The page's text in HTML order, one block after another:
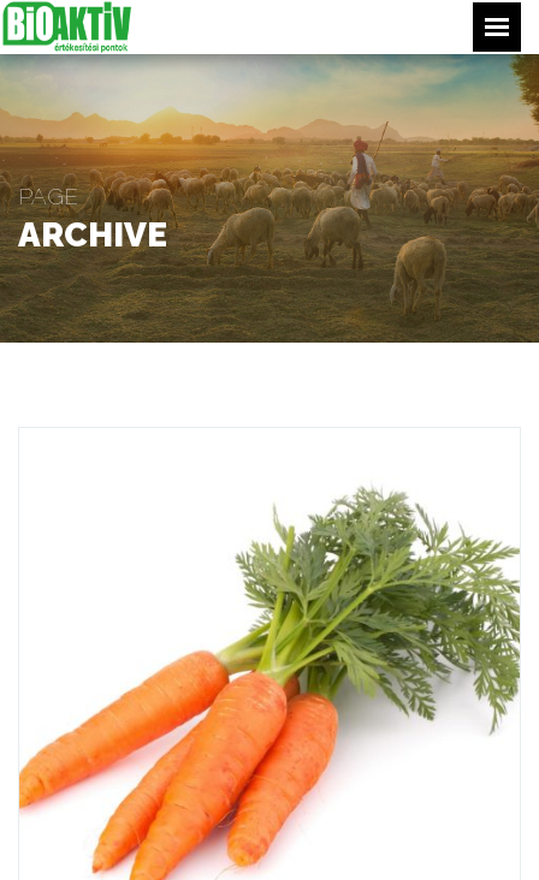
Főoldal
Termékeink
Értékesítési pontjaink
Tippek
Bejelentkezés
PAGE
ARCHIVE